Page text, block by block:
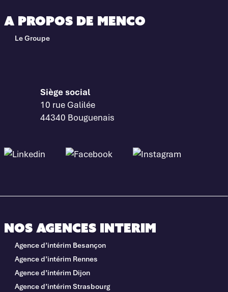
A propos de Menco
Le Groupe
Siège social
10 rue Galilée
44340 Bouguenais
Nos agences interim
Agence d’intérim Besançon
Agence d’intérim Rennes
Agence d’intérim Dijon
Agence d’intérim Strasbourg